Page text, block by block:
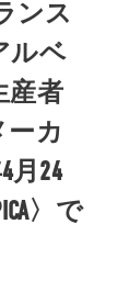
ンス
ルベ
産者
ーカ
月24
〉で